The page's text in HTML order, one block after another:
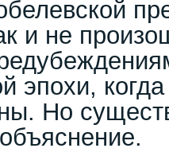
и не
эпохи,
Но